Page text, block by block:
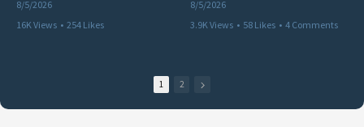
8/5/2026
16K Views • 254 Likes
8/5/2026
3.9K Views • 58 Likes • 4 Comments
1 2